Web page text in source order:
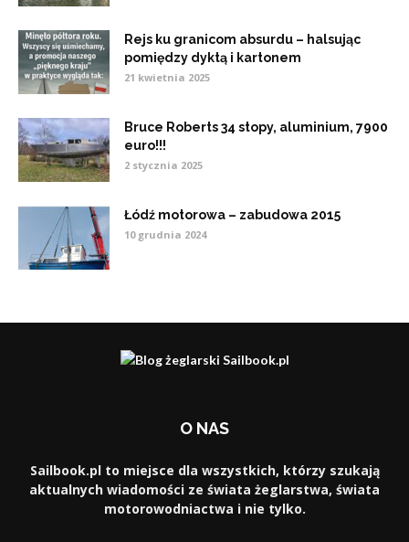
Rejs ku granicom absurdu – halsując
pomiędzy dyktą i kartonem
21 kwietnia 2025
Bruce Roberts 34 stopy, aluminium, 7900
euro!!!
2 stycznia 2025
Łódź motorowa – zabudowa 2015
10 grudnia 2024
O NAS
Sailbook.pl to miejsce dla wszystkich, którzy szukają
aktualnych wiadomości ze świata żeglarstwa, świata
motorowodniactwa i nie tylko.